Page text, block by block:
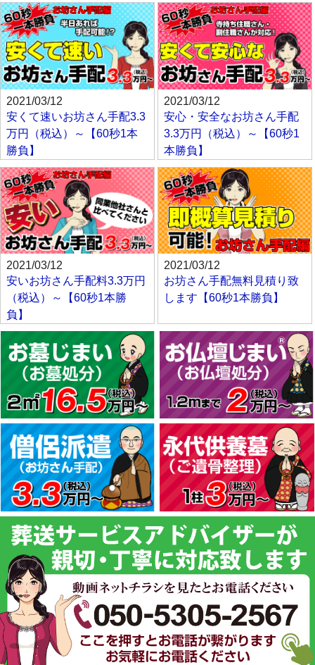
2021/03/12
安くて速いお坊さん手配3.3
万円（税込）～【60秒1本
勝負】
2021/03/12
安心・安全なお坊さん手配
3.3万円（税込）～【60秒1
本勝負】
2021/03/12
安いお坊さん手配料3.3万円
（税込）～【60秒1本勝
負】
2021/03/12
お坊さん手配無料見積り致
します【60秒1本勝負】